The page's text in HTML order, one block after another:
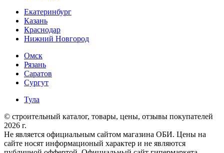
Екатеринбург
Казань
Краснодар
Нижний Новгород
Омск
Рязань
Саратов
Сургут
Тула
© строительный каталог, товары, цены, отзывы покупателей
2026 г.
Не является официальным сайтом магазина ОБИ. Цены на
сайте носят информационый характер и не являются